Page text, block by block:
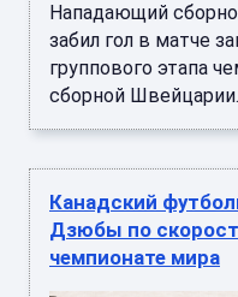
Нападающий
забил гол в матче
группового этапа
сборной Швейцарии.
Канадский
Дзюбы по
чемпионате мира